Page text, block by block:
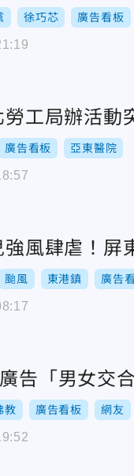
徐巧芯 廣告看板
勞工局辦活
廣告看板 亞東醫院
強風肆虐！
颱風 東港鎮 廣告
告「男女交
教 廣告看板 網友